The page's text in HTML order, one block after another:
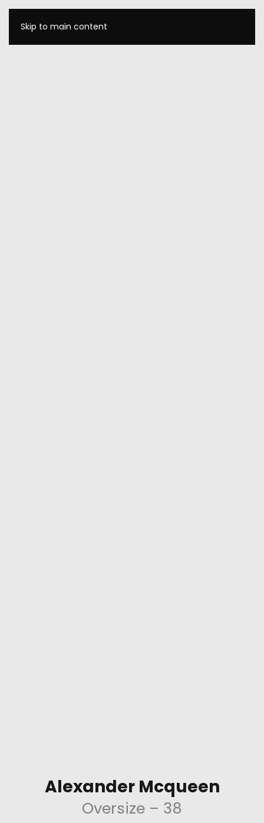
Skip to main content
Alexander Mcqueen
Oversize – 38